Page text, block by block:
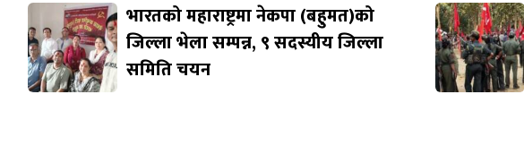
भारतको महाराष्ट्रमा नेकपा (बहुमत)को
जिल्ला भेला सम्पन्न, ९ सदस्यीय जिल्ला
समिति चयन